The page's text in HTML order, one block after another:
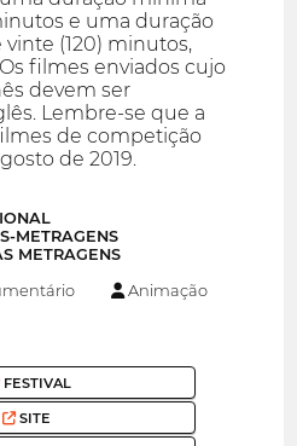
e uma duração
(120) minutos,
filmes enviados cujo
devem ser
Lembre-se que a
de competição
de 2019.
METRAGENS
METRAGENS
Animação
FESTIVAL
SITE